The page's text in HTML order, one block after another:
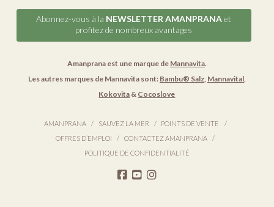
Abonnez-vous à la NEWSLETTER AMANPRANAet
profitez de nombreux avantages
Amanprana est une marque de Mannavita.
Les autres marques de Mannavita sont: Bambu® Salz, Mannavital,
Kokovita & Cocoslove
AMANPRANA SAUVEZ LA MER
POINTS DE VENTE
OFFRES D’EMPLOI
CONTACTEZ AMANPRANA
POLITIQUE DE CONFIDENTIALITÉ